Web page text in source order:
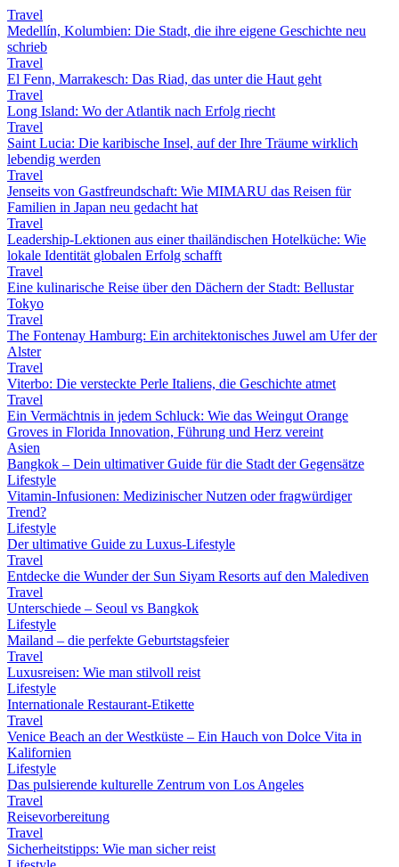
Travel
Medellín, Kolumbien: Die Stadt, die ihre eigene Geschichte neu
schrieb
Travel
El Fenn, Marrakesch: Das Riad, das unter die Haut geht
Travel
Long Island: Wo der Atlantik nach Erfolg riecht
Travel
Saint Lucia: Die karibische Insel, auf der Ihre Träume wirklich
lebendig werden
Travel
Jenseits von Gastfreundschaft: Wie MIMARU das Reisen für
Familien in Japan neu gedacht hat
Travel
Leadership-Lektionen aus einer thailändischen Hotelküche: Wie
lokale Identität globalen Erfolg schafft
Travel
Eine kulinarische Reise über den Dächern der Stadt: Bellustar
Tokyo
Travel
The Fontenay Hamburg: Ein architektonisches Juwel am Ufer der
Alster
Travel
Viterbo: Die versteckte Perle Italiens, die Geschichte atmet
Travel
Ein Vermächtnis in jedem Schluck: Wie das Weingut Orange
Groves in Florida Innovation, Führung und Herz vereint
Asien
Bangkok – Dein ultimativer Guide für die Stadt der Gegensätze
Lifestyle
Vitamin-Infusionen: Medizinischer Nutzen oder fragwürdiger
Trend?
Lifestyle
Der ultimative Guide zu Luxus-Lifestyle
Travel
Entdecke die Wunder der Sun Siyam Resorts auf den Malediven
Travel
Unterschiede – Seoul vs Bangkok
Lifestyle
Mailand – die perfekte Geburtstagsfeier
Travel
Luxusreisen: Wie man stilvoll reist
Lifestyle
Internationale Restaurant-Etikette
Travel
Venice Beach an der Westküste – Ein Hauch von Dolce Vita in
Kalifornien
Lifestyle
Das pulsierende kulturelle Zentrum von Los Angeles
Travel
Reisevorbereitung
Travel
Sicherheitstipps: Wie man sicher reist